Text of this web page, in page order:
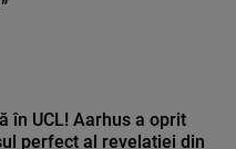
în UCL! Aarhus a oprit
perfect al revelației din